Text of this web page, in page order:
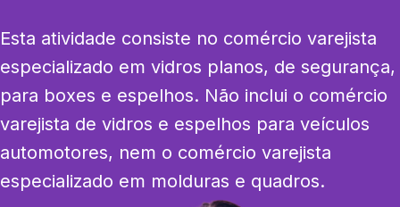
Esta atividade consiste no comércio varejista
especializado em vidros planos, de segurança,
para boxes e espelhos. Não inclui o comércio
varejista de vidros e espelhos para veículos
automotores, nem o comércio varejista
especializado em molduras e quadros.